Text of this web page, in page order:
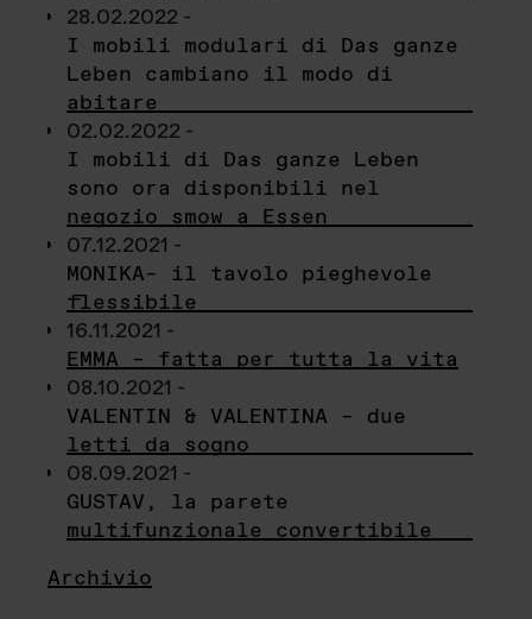
28.02.2022 -
I mobili modulari di Das ganze
Leben cambiano il modo di
abitare
02.02.2022 -
I mobili di Das ganze Leben
sono ora disponibili nel
negozio smow a Essen
07.12.2021 -
MONIKA– il tavolo pieghevole
flessibile
16.11.2021 -
EMMA – fatta per tutta la vita
08.10.2021 -
VALENTIN & VALENTINA – due
letti da sogno
08.09.2021 -
GUSTAV, la parete
multifunzionale convertibile
Archivio